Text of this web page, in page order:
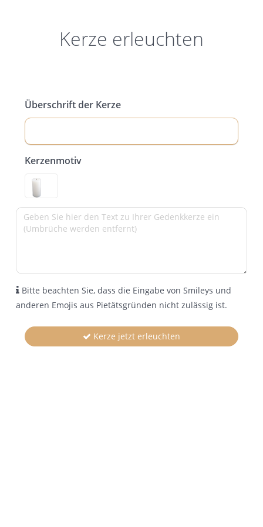
Kerze erleuchten
Überschrift der Kerze
Kerzenmotiv
Bitte beachten Sie, dass die Eingabe von Smileys und
anderen Emojis aus Pietätsgründen nicht zulässig ist.
Kerze jetzt erleuchten